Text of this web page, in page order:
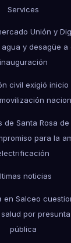
Services
Unión y
y desagüe a
inauguración
civil exigió
de Santa Rosa
para la
noticias
en Salceo
por
pública